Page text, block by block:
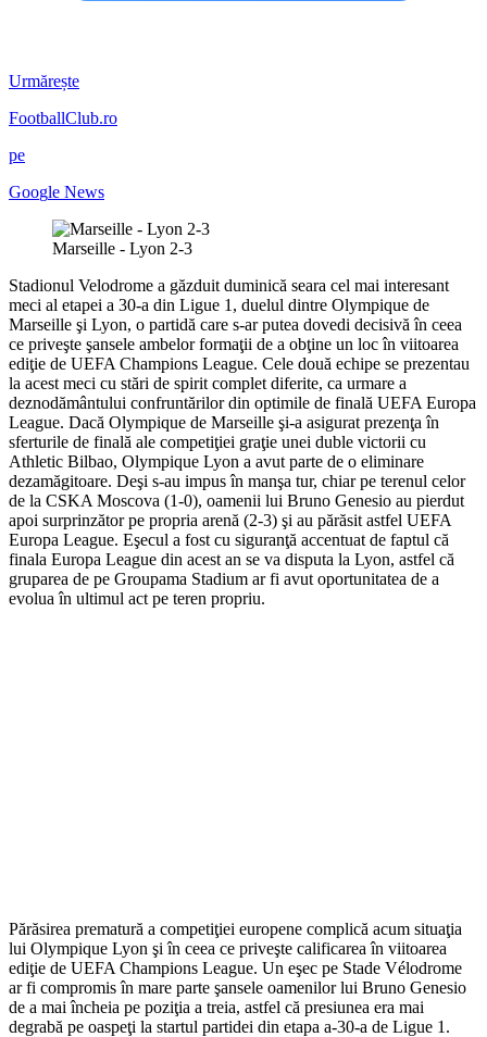
Urmărește
FootballClub.ro
pe
Google News
Marseille - Lyon 2-3
Stadionul Velodrome a găzduit duminică seara cel mai interesant
meci al etapei a 30-a din Ligue 1, duelul dintre Olympique de
Marseille şi Lyon, o partidă care s-ar putea dovedi decisivă în ceea
ce priveşte şansele ambelor formaţii de a obţine un loc în viitoarea
ediţie de UEFA Champions League. Cele două echipe se prezentau
la acest meci cu stări de spirit complet diferite, ca urmare a
deznodământului confruntărilor din optimile de finală UEFA Europa
League. Dacă Olympique de Marseille şi-a asigurat prezenţa în
sferturile de finală ale competiţiei graţie unei duble victorii cu
Athletic Bilbao, Olympique Lyon a avut parte de o eliminare
dezamăgitoare. Deşi s-au impus în manşa tur, chiar pe terenul celor
de la CSKA Moscova (1-0), oamenii lui Bruno Genesio au pierdut
apoi surprinzător pe propria arenă (2-3) şi au părăsit astfel UEFA
Europa League. Eşecul a fost cu siguranţă accentuat de faptul că
finala Europa League din acest an se va disputa la Lyon, astfel că
gruparea de pe Groupama Stadium ar fi avut oportunitatea de a
evolua în ultimul act pe teren propriu.
Părăsirea prematură a competiţiei europene complică acum situaţia
lui Olympique Lyon şi în ceea ce priveşte calificarea în viitoarea
ediţie de UEFA Champions League. Un eşec pe Stade Vélodrome
ar fi compromis în mare parte şansele oamenilor lui Bruno Genesio
de a mai încheia pe poziţia a treia, astfel că presiunea era mai
degrabă pe oaspeţi la startul partidei din etapa a-30-a de Ligue 1.